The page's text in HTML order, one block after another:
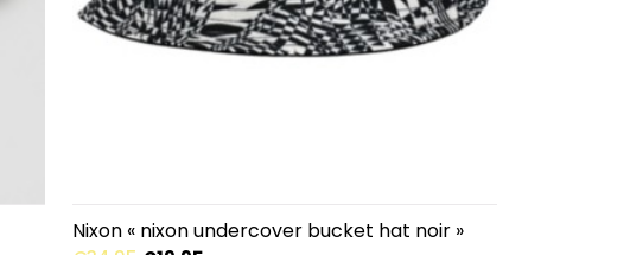
Nixon « nixon undercover bucket hat noir »